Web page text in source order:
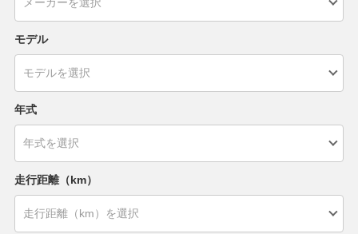
モデル
年式
走行距離（km）